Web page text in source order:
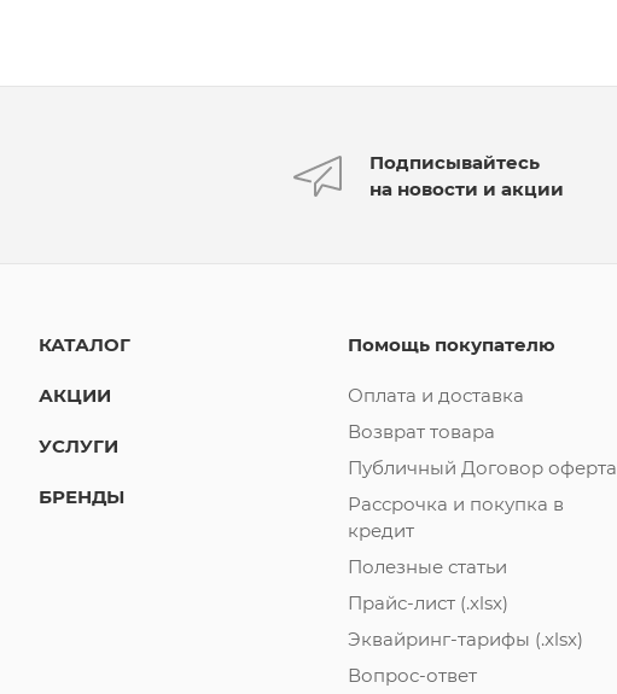
Подписывайтесь
на новости и акции
КАТАЛОГ
АКЦИИ
УСЛУГИ
БРЕНДЫ
Помощь покупателю
Оплата и доставка
Возврат товара
Публичный Договор оферта
Рассрочка и покупка в
кредит
Полезные статьи
Прайс-лист (.xlsx)
Эквайринг-тарифы (.xlsx)
Вопрос-ответ